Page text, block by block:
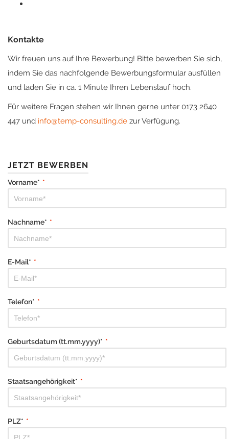
Kontakte
Wir freuen uns auf Ihre Bewerbung! Bitte bewerben Sie sich,
indem Sie das nachfolgende Bewerbungsformular ausfüllen
und laden Sie in ca. 1 Minute Ihren Lebenslauf hoch.
Für weitere Fragen stehen wir Ihnen gerne unter 0173 2640
447 und info@temp-consulting.de zur Verfügung.
JETZT BEWERBEN
Vorname* *
Nachname* *
E-Mail* *
Telefon* *
Geburtsdatum (tt.mm.yyyy)* *
Staatsangehörigkeit* *
PLZ* *